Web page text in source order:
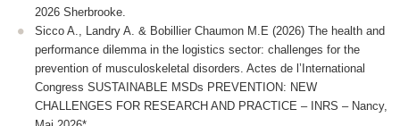
2026 Sherbrooke.
Sicco A., Landry A. & Bobillier Chaumon M.E (2026) The health and
performance dilemma in the logistics sector: challenges for the
prevention of musculoskeletal disorders. Actes de l’International
Congress SUSTAINABLE MSDs PREVENTION: NEW
CHALLENGES FOR RESEARCH AND PRACTICE – INRS – Nancy,